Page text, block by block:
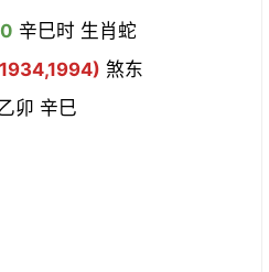
辛巳时 生肖蛇
煞东
卯 辛巳